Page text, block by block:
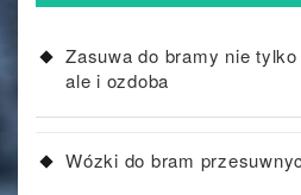
Zasuwa do bramy nie
ale i ozdoba
Wózki do bram